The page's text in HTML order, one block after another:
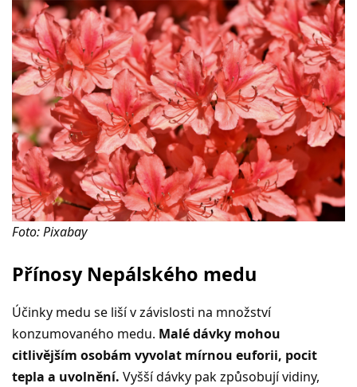
Foto: Pixabay
Přínosy Nepálského medu
Účinky medu se liší v závislosti na množství
konzumovaného medu. Malé dávky mohou
citlivějším osobám vyvolat mírnou euforii, pocit
tepla a uvolnění. Vyšší dávky pak způsobují vidiny,